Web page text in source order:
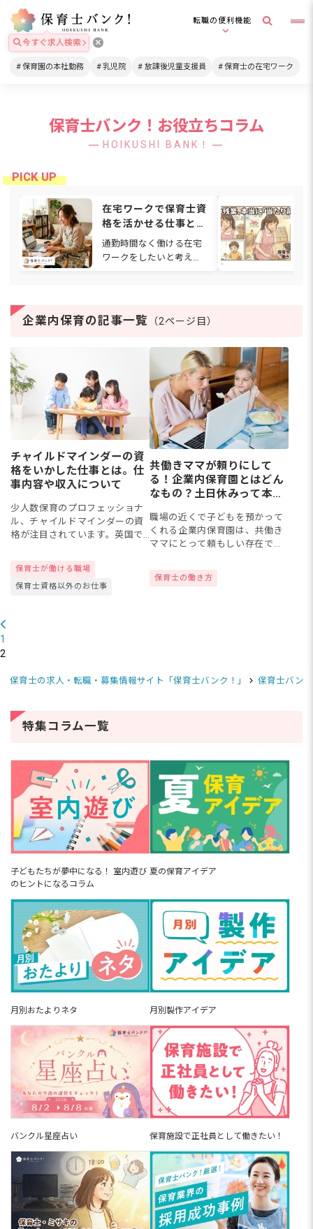
転職の便利機能
今すぐ求人検索
保育園の本社勤務 乳児院 放課後児童支援員 保育士の在宅ワーク
保育士バンク！お役立ちコラム
HOIKUSHI BANK！
在宅ワークで保育士資
格を活かせる仕事と
は？自宅でできる保育
関係の仕事を徹底解説
通勤時間なく働ける在宅
ワークをしたいと考えて
保育園の事務職や保育マ
マ、保育園業務のサポー
企業内保育の記事一覧 （2ページ目）
チャイルドマインダーの資
格をいかした仕事とは。仕
事内容や収入について
少人数保育のプロフェッショナ
ル、チャイルドマインダーの資
格が注目されています。英国で
されて新しい資格です。今回の
コラムでは、チャイルドマイン
保育士が働ける職場
保育士資格以外のお仕事
共働きママが頼りにして
る！企業内保育園とはどん
なもの？土日休みって本
職場の近くで子どもを預かって
くれる企業内保育園は、共働き
ママにとって頼もしい存在で
実は、いくつかタイプがあるよ
保育士の働き方
1
2
保育士の求人・転職・募集情報サイト「保育士バンク！」 保育士バン
特集コラム一覧
子どもたちが夢中になる！ 室内遊び
のヒントになるコラム
夏の保育アイデア
月別おたよりネタ 月別製作アイデア
バンクル星座占い 保育施設で正社員として働きたい！